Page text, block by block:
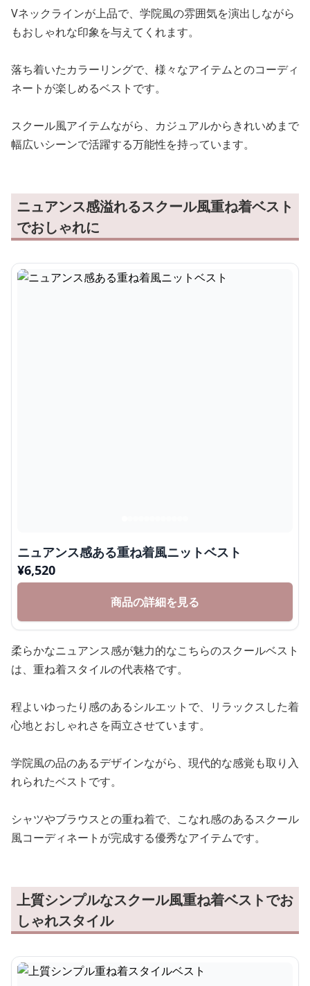
Vネックラインが上品で、学院風の雰囲気を演出しながら
もおしゃれな印象を与えてくれます。
落ち着いたカラーリングで、様々なアイテムとのコーディ
ネートが楽しめるベストです。
スクール風アイテムながら、カジュアルからきれいめまで
幅広いシーンで活躍する万能性を持っています。
ニュアンス感溢れるスクール風重ね着ベスト
でおしゃれに
ニュアンス感ある重ね着風ニットベスト
¥6,520
商品の詳細を見る
柔らかなニュアンス感が魅力的なこちらのスクールベスト
は、重ね着スタイルの代表格です。
程よいゆったり感のあるシルエットで、リラックスした着
心地とおしゃれさを両立させています。
学院風の品のあるデザインながら、現代的な感覚も取り入
れられたベストです。
シャツやブラウスとの重ね着で、こなれ感のあるスクール
風コーディネートが完成する優秀なアイテムです。
上質シンプルなスクール風重ね着ベストでお
しゃれスタイル